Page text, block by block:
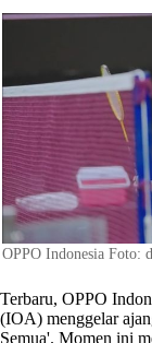
OPPO Indonesia Foto:
Terbaru, OPPO
(IOA) menggelar
Semua'. Momen ini